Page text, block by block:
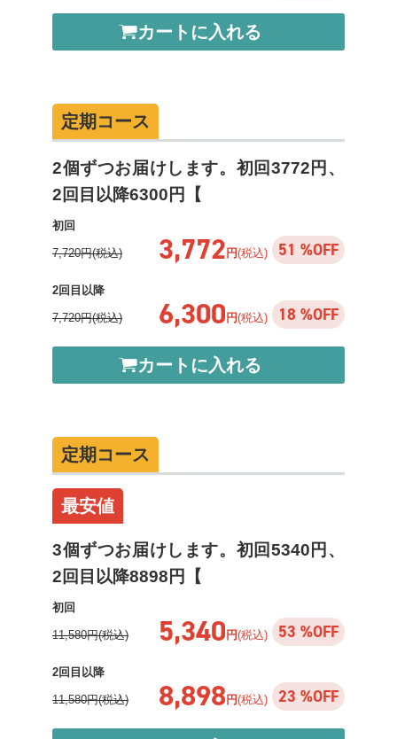
カートに入れる
定期コース
2個ずつお届けします。初回3772円、
2回目以降6300円【
初回
7,720円(税込) 3,772 円(税込) 51 %OFF
2回目以降
7,720円(税込) 6,300 円(税込) 18 %OFF
カートに入れる
定期コース
最安値
3個ずつお届けします。初回5340円、
2回目以降8898円【
初回
11,580円(税込) 5,340 円(税込) 53 %OFF
2回目以降
11,580円(税込) 8,898 円(税込) 23 %OFF